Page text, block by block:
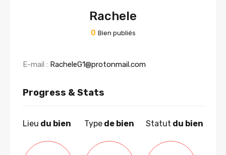
Rachele
0 Bien publiés
E-mail : RacheleG1@protonmail.com
Progress & Stats
Lieu du bien Type de bien Statut du bien